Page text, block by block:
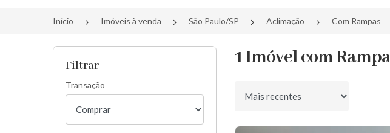
Início Imóveis à venda São Paulo/SP Aclimação Com Rampas
Filtrar
Transação
1 Imóvel com
Ordenar por